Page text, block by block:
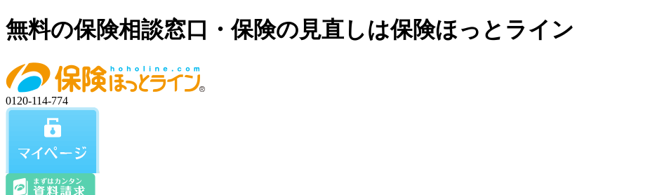
無料の保険相談窓口・保険の見直しは保険ほっとライン
0120-114-774